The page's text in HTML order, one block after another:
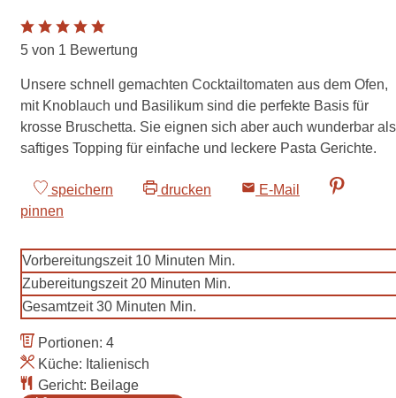
5 von 1 Bewertung
Unsere schnell gemachten Cocktailtomaten aus dem Ofen,
mit Knoblauch und Basilikum sind die perfekte Basis für
krosse Bruschetta. Sie eignen sich aber auch wunderbar als
saftiges Topping für einfache und leckere Pasta Gerichte.
speichern drucken
E-Mail
pinnen
Vorbereitungszeit 10 Minuten Min.
Zubereitungszeit 20 Minuten Min.
Gesamtzeit30 Minuten Min.
Portionen: 4
Küche: Italienisch
Gericht: Beilage